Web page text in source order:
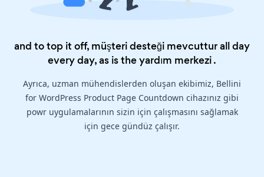
and to top it off, müşteri desteği mevcuttur all day
every day, as is theyardım merkezi.
Ayrıca, uzman mühendislerden oluşan ekibimiz, Bellini
for WordPress Product Page Countdown cihazınız gibi
powr uygulamalarının sizin için çalışmasını sağlamak
için gece gündüz çalışır.